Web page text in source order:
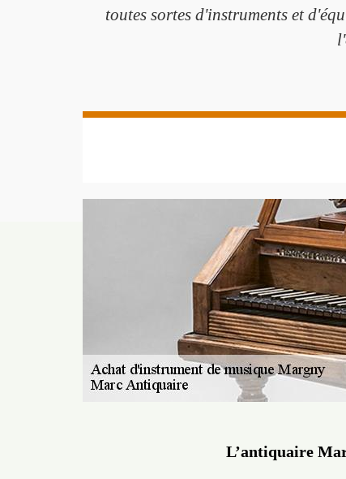
toutes sortes d'instruments et
L’antiquaire